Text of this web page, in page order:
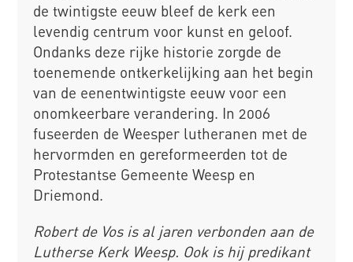
de twintigste eeuw bleef de kerk een
levendig centrum voor kunst en geloof.
Ondanks deze rijke historie zorgde de
toenemende ontkerkelijking aan het begin
van de eenentwintigste eeuw voor een
onomkeerbare verandering. In 2006
fuseerden de Weesper lutheranen met de
hervormden en gereformeerden tot de
Protestantse Gemeente Weesp en
Driemond.
Robert de Vos is al jaren verbonden aan de
Lutherse Kerk Weesp. Ook is hij predikant